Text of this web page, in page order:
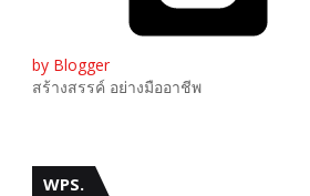
by Blogger
สร้างสรรค์ อย่างมืออาชีพ
WPS.